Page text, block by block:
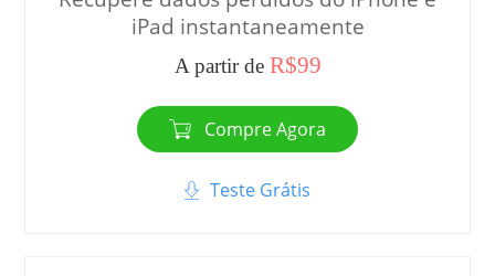
iPad instantaneamente
A partir de R$99
Compre Agora
Teste Grátis